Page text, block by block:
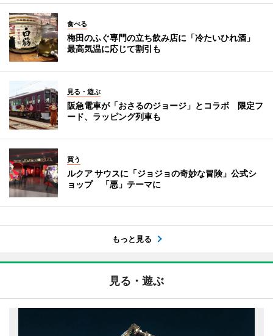
食べる
梅田のふぐ専門の立ち飲み店に「冷たいひれ酒」
最高気温に応じて割引も
見る・遊ぶ
阪急電車が「おさるのジョージ」とコラボ 限定フ
ード、ラッピング列車も
買う
ルクア サウスに「ジョジョの奇妙な冒険」公式シ
ョップ 「悪」テーマに
もっと見る
見る・遊ぶ